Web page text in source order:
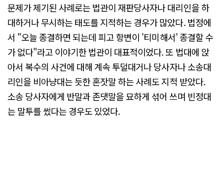
문제가 제기된 사례로는 법관이 재판당사자나 대리인을 하
대하거나 무시하는 태도를 지적하는 경우가 많았다. 법정에
서 "오늘 종결하면 되는데 피고 항변이 '티미해서' 종결할 수
가 없다"라고 이야기한 법관이 대표적이었다. 또 법대에 앉
아서 복수의 사건에 대해 계속 투덜대거나 당사자나 소송대
리인을 비아냥대는 듯한 혼잣말 하는 사례도 지적 받았다.
소송 당사자에게 반말과 존댓말을 묘하게 섞어 쓰며 빈정대
는 말투를 썼다는 경우도 있었다.